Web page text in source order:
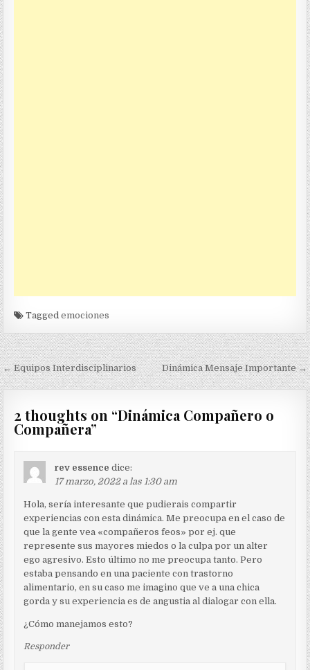
Taggedemociones
Navegación
de
entradas
← Equipos Interdisciplinarios Dinámica Mensaje Importante →
2 thoughts on “Dinámica Compañero o
Compañera”
rev essence dice:
17 marzo, 2022 a las 1:30 am
Hola, sería interesante que pudierais compartir
experiencias con esta dinámica. Me preocupa en el caso de
que la gente vea «compañeros feos» por ej. que
represente sus mayores miedos o la culpa por un alter
ego agresivo. Esto último no me preocupa tanto. Pero
estaba pensando en una paciente con trastorno
alimentario, en su caso me imagino que ve a una chica
gorda y su experiencia es de angustia al dialogar con ella.
¿Cómo manejamos esto?
Responder